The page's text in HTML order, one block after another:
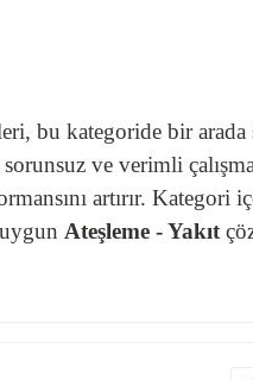
bu kategoride bir arada
ve verimli
artırır. Kategori
Ateşleme - Yakıt